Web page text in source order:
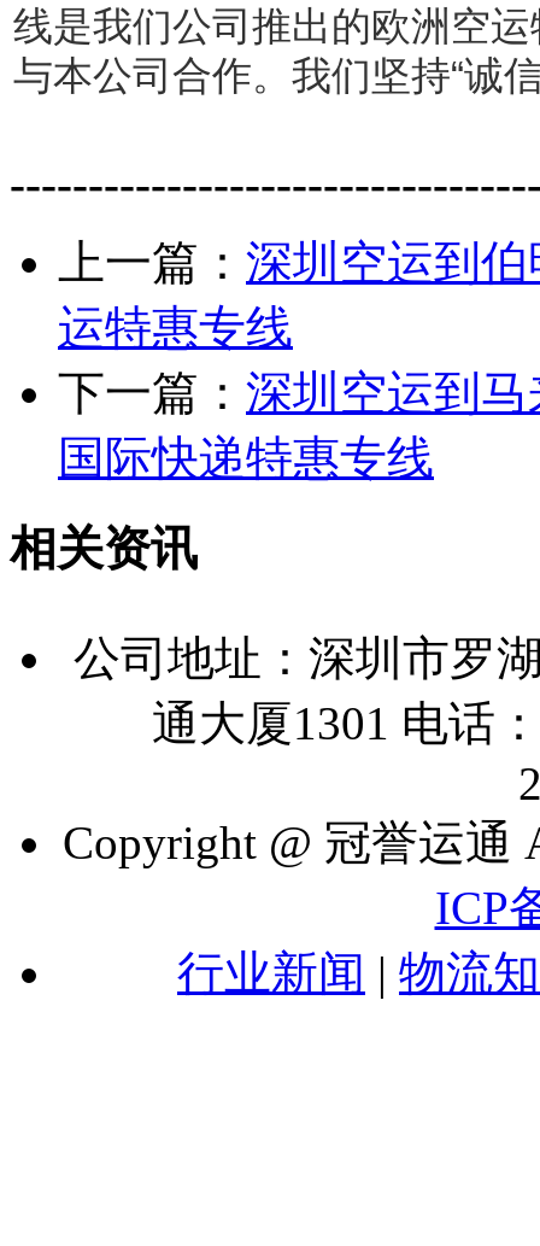
线是我们公司推出的欧洲空
与本公司合作。我们坚持“诚
上一篇： 深圳空运到
运特惠专线
下一篇： 深圳空运到
国际快递特惠专线
相关资讯
公司地址：深圳市罗
通大厦1301 电话
Copyright @ 冠誉运通
ICP
行业新闻 | 物流